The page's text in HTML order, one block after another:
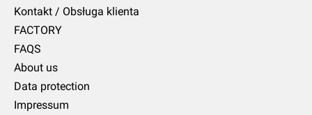
Kontakt / Obsługa klienta
FACTORY
FAQS
About us
Data protection
Impressum